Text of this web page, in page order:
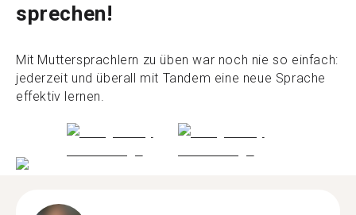
sprechen!
Mit Muttersprachlern zu üben war noch nie so einfach:
jederzeit und überall mit Tandem eine neue Sprache
effektiv lernen.